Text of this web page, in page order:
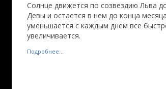
Солнце движется по созвездию Льва
Девы и остается в нем до конца
уменьшается с каждым днем все
увеличивается.
Подробнее...